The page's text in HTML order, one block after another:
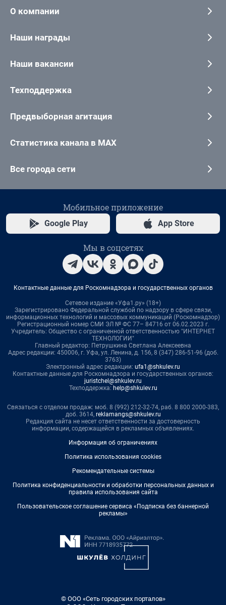
О компании
Наши награды
Наши вакансии
Техподдержка
Предвыборная агитация
Статистика канала в MAX
Все города сети
Мобильное приложение
Google Play App Store
Мы в соцсетях
Контактные данные для Роскомнадзора и государственных органов
Сетевое издание «Уфа1.ру» (18+)
Зарегистрировано Федеральной службой по надзору в сфере связи,
информационных технологий и массовых коммуникаций (Роскомнадзор)
Регистрационный номер СМИ ЭЛ № ФС 77– 84716 от 06.02.2023 г.
Учредитель: Общество с ограниченной ответственностью "ИНТЕРНЕТ
ТЕХНОЛОГИИ"
Главный редактор: Петрушкина Светлана Алексеевна
Адрес редакции: 450006, г. Уфа, ул. Ленина, д. 156, 8 (347) 286-51-96 (доб.
3763)
Электронный адрес редакции: ufa1@shkulev.ru
Контактные данные для Роскомнадзора и государственных органов:
juristchel@shkulev.ru
Техподдержка: help@shkulev.ru
Связаться с отделом продаж: моб. 8 (992) 212-32-74, раб. 8 800 2000-383,
доб. 3614, reklamangs@shkulev.ru
Редакция сайта не несет ответственности за достоверность
информации, содержащейся в рекламных объявлениях.
Информация об ограничениях
Политика использования cookies
Рекомендательные системы
Политика конфиденциальности и обработки персональных данных и
правила использования сайта
Пользовательское соглашение сервиса «Подписка без баннерной
рекламы»
© ООО «Сеть городских порталов»